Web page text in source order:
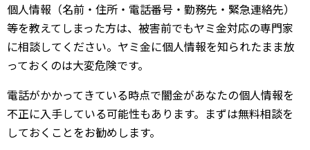
個人情報（名前・住所・電話番号・勤務先・緊急連絡先）
等を教えてしまった方は、被害前でもヤミ金対応の専門家
に相談してください。ヤミ金に個人情報を知られたまま放
っておくのは大変危険です。
電話がかかってきている時点で闇金があなたの個人情報を
不正に入手している可能性もあります。まずは無料相談を
しておくことをお勧めします。